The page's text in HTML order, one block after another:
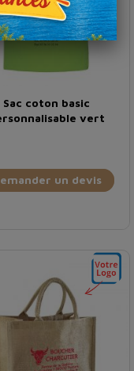
Sac coton basic
vert
un devis